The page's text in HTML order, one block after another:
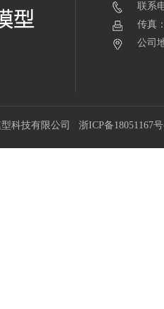
联系
传真
公司
科技有限公司 浙ICP备18051167